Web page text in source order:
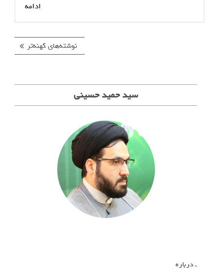
ادامه
ه
نوشته‌های کهنه‌تر
سید حمید حسینی
ـ درباره